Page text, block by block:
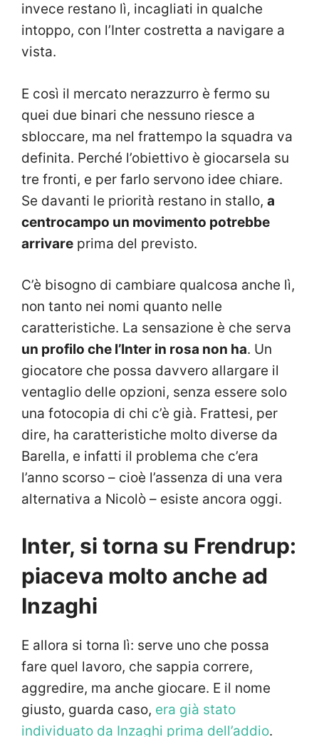
invece restano lì, incagliati in qualche
intoppo, con l’Inter costretta a navigare a
vista.
E così il mercato nerazzurro è fermo su
quei due binari che nessuno riesce a
sbloccare, ma nel frattempo la squadra va
definita. Perché l’obiettivo è giocarsela su
tre fronti, e per farlo servono idee chiare.
Se davanti le priorità restano in stallo, a
centrocampo un movimento potrebbe
arrivare prima del previsto.
C’è bisogno di cambiare qualcosa anche lì,
non tanto nei nomi quanto nelle
caratteristiche. La sensazione è che serva
un profilo che l’Inter in rosa non ha. Un
giocatore che possa davvero allargare il
ventaglio delle opzioni, senza essere solo
una fotocopia di chi c’è già. Frattesi, per
dire, ha caratteristiche molto diverse da
Barella, e infatti il problema che c’era
l’anno scorso – cioè l’assenza di una vera
alternativa a Nicolò – esiste ancora oggi.
Inter, si torna su Frendrup:
piaceva molto anche ad
Inzaghi
E allora si torna lì: serve uno che possa
fare quel lavoro, che sappia correre,
aggredire, ma anche giocare. E il nome
giusto, guarda caso, era già stato
individuato da Inzaghi prima dell’addio.